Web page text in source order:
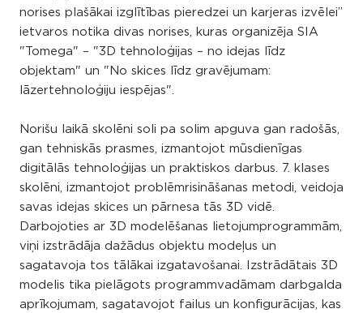
norises plašākai izglītības pieredzei un karjeras izvēlei”
ietvaros notika divas norises, kuras organizēja SIA
"Tomega" – "3D tehnoloģijas – no idejas līdz
objektam" un "No skices līdz gravējumam:
lāzertehnoloģiju iespējas".
Norišu laikā skolēni soli pa solim apguva gan radošās,
gan tehniskās prasmes, izmantojot mūsdienīgas
digitālās tehnoloģijas un praktiskos darbus. 7. klases
skolēni, izmantojot problēmrisināšanas metodi, veidoja
savas idejas skices un pārnesa tās 3D vidē.
Darbojoties ar 3D modelēšanas lietojumprogrammām,
viņi izstrādāja dažādus objektu modeļus un
sagatavoja tos tālākai izgatavošanai. Izstrādātais 3D
modelis tika pielāgots programmvadāmam darbgalda
aprīkojumam, sagatavojot failus un konfigurācijas, kas